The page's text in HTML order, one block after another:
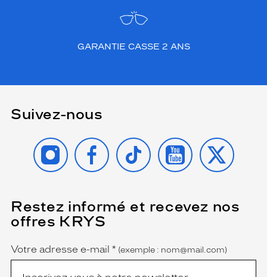
GARANTIE CASSE 2 ANS
Suivez-nous
INSTAGRAMFACEBOOK
TIKTOK YOUTUBE
X
Restez informé et recevez nos
offres KRYS
Name
Votre adresse e-mail *
(Ce
champ
est
obligatoire)
(exemple : nom@mail.com)